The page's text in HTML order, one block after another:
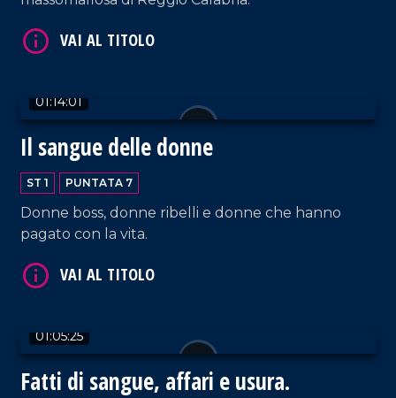
01:14:01
Il sangue delle donne
ST 1 PUNTATA 7
Donne boss, donne ribelli e donne che hanno
pagato con la vita.
01:05:25
Fatti di sangue, affari e usura.
VAI AL TITOLO
VAI AL TITOLO